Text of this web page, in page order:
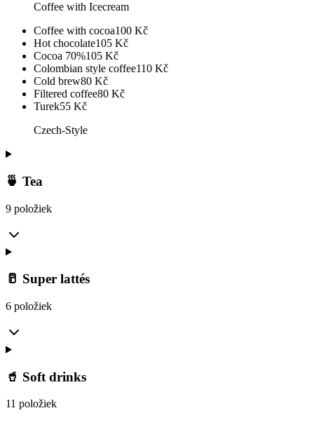
Coffee with Icecream
Coffee with cocoa100 Kč
Hot chocolate105 Kč
Cocoa 70%105 Kč
Colombian style coffee110 Kč
Cold brew80 Kč
Filtered coffee80 Kč
Turek55 Kč
Czech-Style
🍵 Tea
9 položiek
🥛 Super lattés
6 položiek
🥤 Soft drinks
11 položiek